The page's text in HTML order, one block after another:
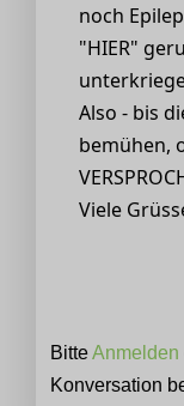
noch
"HIER"
Also - bis
bemühen,
Viele
BitteAnmelden
Konversation